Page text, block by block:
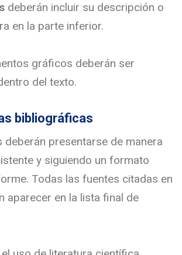
deberán incluir su descripción o
en la parte inferior.
gráficos deberán ser
del texto.
bibliográficas
deberán presentarse de manera
y siguiendo un formato
Todas las fuentes citadas en
aparecer en la lista final de